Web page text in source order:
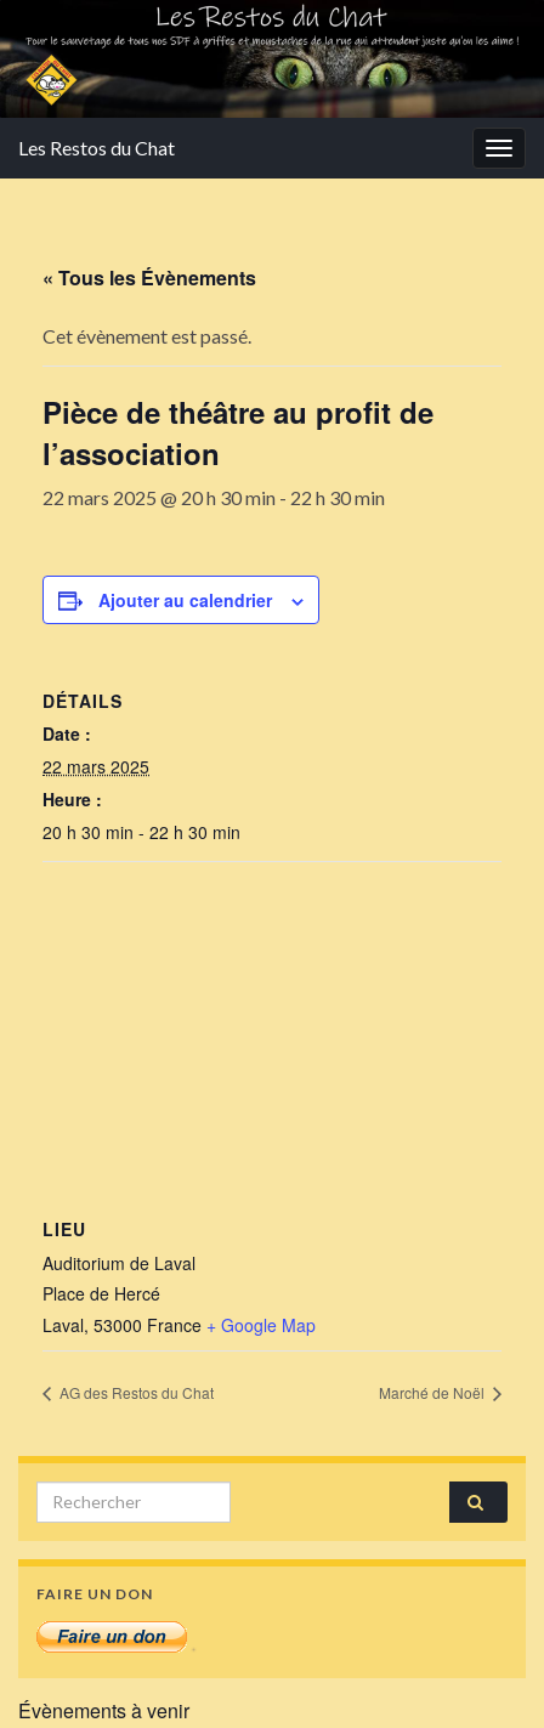
Les Restos du Chat
« Tous les Évènements
Cet évènement est passé.
Pièce de théâtre au profit de
l’association
22 mars 2025 @ 20 h 30 min - 22 h 30 min
Ajouter au calendrier
DÉTAILS
Date :
22 mars 2025
Heure :
20 h 30 min - 22 h 30 min
LIEU
Auditorium de Laval
Place de Hercé
Laval, 53000 France + Google Map
AG des Restos du Chat Marché de Noël
Search for:
FAIRE UN DON
Évènements à venir